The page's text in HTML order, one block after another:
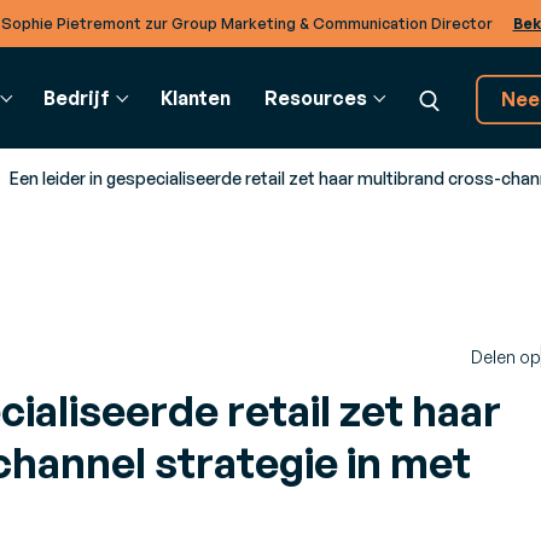
Pietremont zur Group Marketing & Communication Director
Mangement
Realiseer operaties met
cloud.
TradeXpress Infinity
Bedrijf Klanten Resources
Een leider in gespecialiseerde retail zet haar multibrand cross-
Delen op
retail zet haar
strategie in met